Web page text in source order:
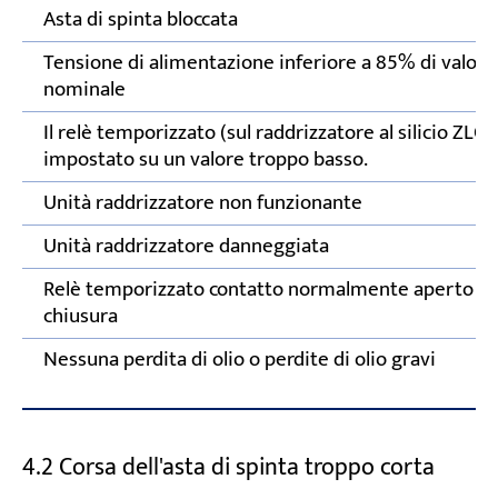
Asta di spinta bloccata
Tensione di alimentazione inferiore a 85% di valore
nominale
Il relè temporizzato (sul raddrizzatore al silicio
impostato su un valore troppo basso.
Unità raddrizzatore non funzionante
Unità raddrizzatore danneggiata
Relè temporizzato contatto normalmente aperto
chiusura
Nessuna perdita di olio o perdite di olio gravi
4.2 Corsa dell'asta di spinta troppo corta